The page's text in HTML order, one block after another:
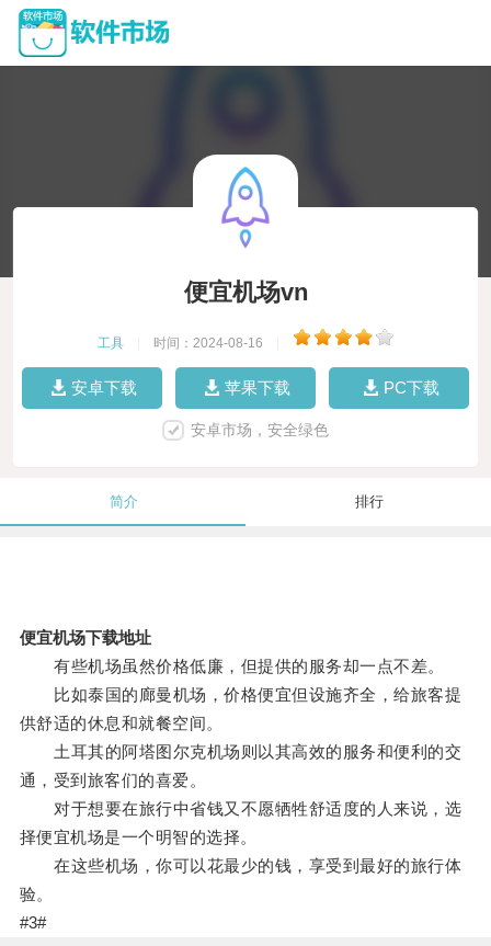
便宜机场vn
工具 时间：2024-08-16
安卓下载 苹果下载 PC下载
安卓市场，安全绿色
简介 排行
便宜机场下载地址
有些机场虽然价格低廉，但提供的服务却一点不差。
比如泰国的廊曼机场，价格便宜但设施齐全，给旅客提
供舒适的休息和就餐空间。
土耳其的阿塔图尔克机场则以其高效的服务和便利的交
通，受到旅客们的喜爱。
对于想要在旅行中省钱又不愿牺牲舒适度的人来说，选
择便宜机场是一个明智的选择。
在这些机场，你可以花最少的钱，享受到最好的旅行体
验。
#3#